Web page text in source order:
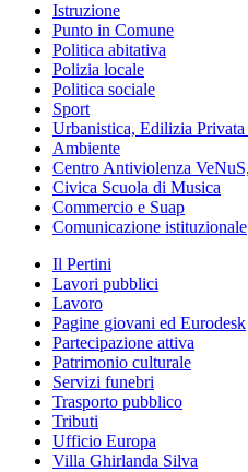
Istruzione
Punto in Comune
Politica abitativa
Polizia locale
Politica sociale
Sport
Urbanistica, Edilizia Privata
Ambiente
Centro Antiviolenza
Civica Scuola di Musica
Commercio e Suap
Comunicazione istituzionale
Il Pertini
Lavori pubblici
Lavoro
Pagine giovani ed Eurodesk
Partecipazione attiva
Patrimonio culturale
Servizi funebri
Trasporto pubblico
Tributi
Ufficio Europa
Villa Ghirlanda Silva